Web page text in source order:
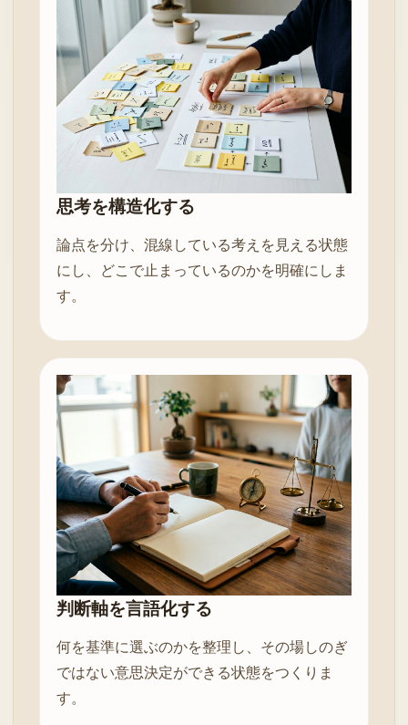
思考を構造化する
論点を分け、混線している考えを見える状態
にし、どこで止まっているのかを明確にしま
す。
判断軸を言語化する
何を基準に選ぶのかを整理し、その場しのぎ
ではない意思決定ができる状態をつくりま
す。